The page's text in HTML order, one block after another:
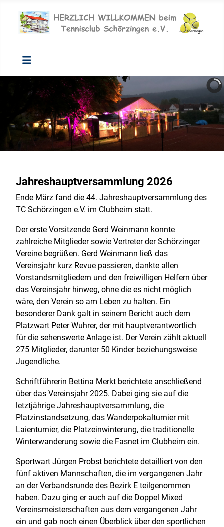
Jahreshauptversammlung 2026
Ende März fand die 44. Jahreshauptversammlung des
TC Schörzingen e.V. im Clubheim statt.
Der erste Vorsitzende Gerd Weinmann konnte
zahlreiche Mitglieder sowie Vertreter der Schörzinger
Vereine begrüßen. Gerd Weinmann ließ das
Vereinsjahr kurz Revue passieren, dankte allen
Vorstandsmitgliedern und den freiwilligen Helfern über
das Vereinsjahr hinweg, ohne die es nicht möglich
wäre, den Verein so am Leben zu halten. Ein
besonderer Dank galt in seinem Bericht auch dem
Platzwart Peter Wuhrer, der mit hauptverantwortlich
für die sehenswerte Anlage ist. Der Verein zählt aktuell
275 Mitglieder, darunter 50 Kinder beziehungsweise
Jugendliche.
Schriftführerin Bettina Merkt berichtete anschließend
über das Vereinsjahr 2025. Dabei ging sie auf die
letztjährige Jahreshauptversammlung, die
Platzinstandsetzung, das Wanderpokalturnier mit
Laienturnier, die Platzeinwinterung, die traditionelle
Winterwanderung sowie die Fasnet im Clubheim ein.
Sportwart Jürgen Probst berichtete detailliert von den
fünf aktiven Mannschaften, die im vergangenen Jahr
an der Verbandsrunde des Bezirk E teilgenommen
haben. Dazu ging er auch auf die Doppel Mixed
Vereinsmeisterschaften aus dem vergangenen Jahr
ein und gab noch einen Überblick über den sportlichen